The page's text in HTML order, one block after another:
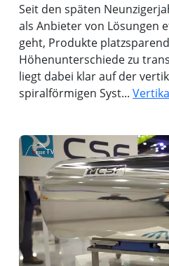
Seit den späten
als Anbieter von Lösungen
geht, Produkte
Höhenunterschiede zu
liegt dabei klar auf der
spiralförmigen Syst...